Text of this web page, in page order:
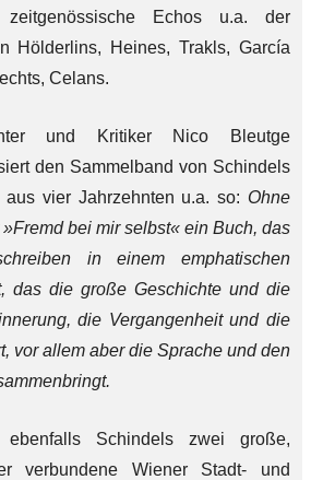
zeitgenössische Echos u.a. der
Hölderlins, Heines, Trakls, García
Celans.
und Kritiker Nico Bleutge
den Sammelband von Schindels
aus vier Jahrzehnten u.a. so: Ohne
»Fremd bei mir selbst« ein Buch, das
in einem emphatischen
das die große Geschichte und die
die Vergangenheit und die
vor allem aber die Sprache und den
Schindels zwei große,
verbundene Wiener Stadt- und